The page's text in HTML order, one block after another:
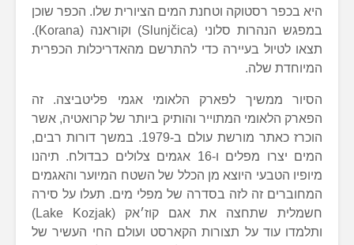
היא בכפר רסטוקה וטחנת המים הציורית שלו. הכפר שוכן
במפגש הנהרות סלוני (Slunjčica) וקוראנה (Korana).
תצאו לטיול בעיירה כדי להתרשם מהאדריכלות הכפרית
המיוחדת שלה.
הסיור ממשיך לפארק הלאומי אגמי פליטביצה. זה
הפארק הלאומי המתוייר והותיק ביותר של קרואטיה, אשר
הוכרז כאתר מורשת עולם ב-1979. במשך דורות רבים,
המים יצרו מפלים ו-16 אגמים צלולים כבדולח. תיהנו
מיופיו הטבעי היוצא מן הכלל של השטח המיוער והאגמים
המחוברים זה לזה בסדרה של מפלי מים. תעלו על סירה
חשמלית שתחצה את אגם קוז׳אק (Lake Kozjak)
ותלמדו עוד על תצורות הקארסט ועולם החי העשיר של